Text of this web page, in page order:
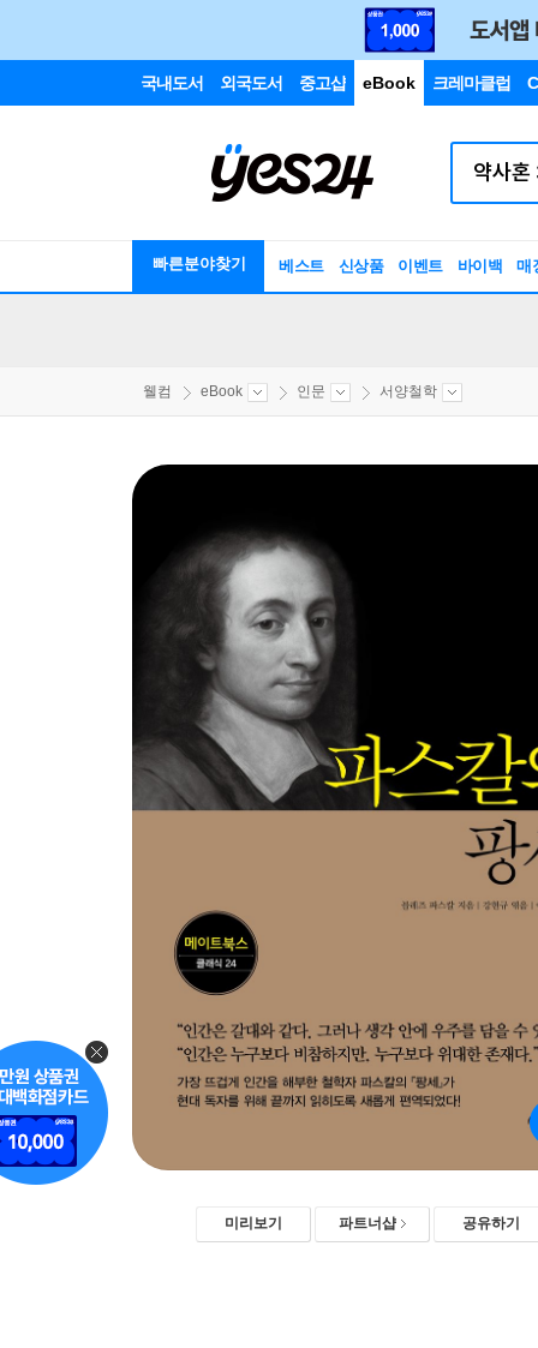
국내도서 외국도서 중고샵 eBook 크레마클럽
빠른분야찾기 베스트 신상품 이벤트 바이백 매
웰컴 eBook 인문 서양철학
미리보기 파트너샵 공유하기